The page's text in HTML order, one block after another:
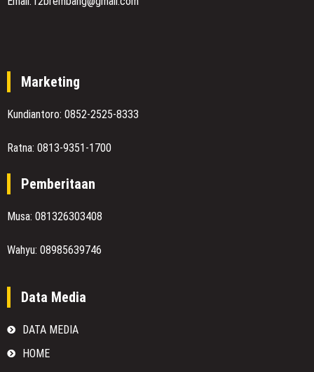
Marketing
Kundiantoro: 0852-2525-8333
Ratna: 0813-9351-1700
Pemberitaan
Musa: 081326303408
Wahyu: 08985639746
Data Media
DATA MEDIA
HOME